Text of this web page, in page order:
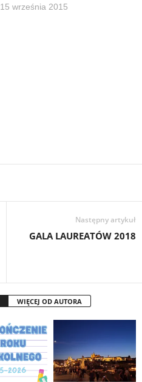
15 września 2015
Następny artykuł
GALA LAUREATÓW 2018
WIĘCEJ OD AUTORA